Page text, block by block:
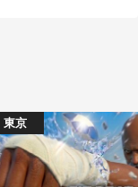
東京